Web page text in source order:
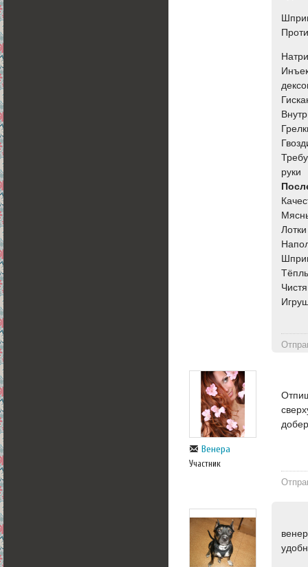
руки
Лотки
Венера
Участник